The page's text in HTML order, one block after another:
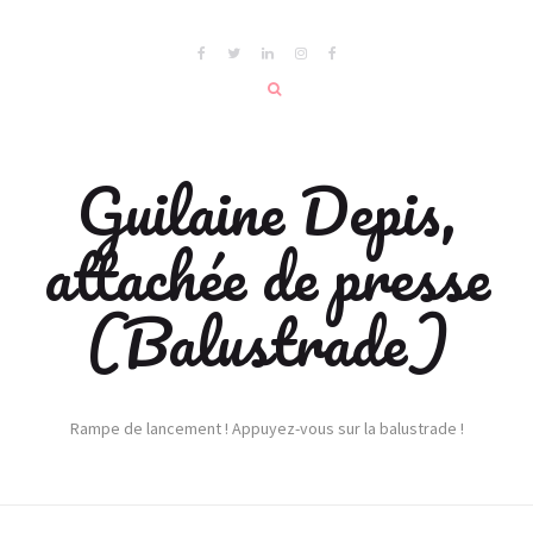
Guilaine Depis,
attachée de presse
(Balustrade)
Rampe de lancement ! Appuyez-vous sur la balustrade !